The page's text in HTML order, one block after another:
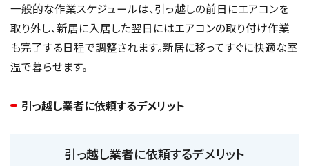
一般的な作業スケジュールは、引っ越しの前日にエアコンを
取り外し、新居に入居した翌日にはエアコンの取り付け作業
も完了する日程で調整されます。新居に移ってすぐに快適な室
温で暮らせます。
引っ越し業者に依頼するデメリット
引っ越し業者に依頼するデメリット